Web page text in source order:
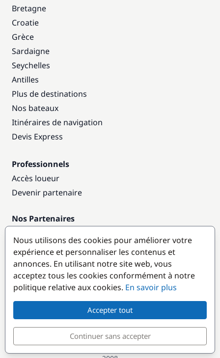
Bretagne
Croatie
Grèce
Sardaigne
Seychelles
Antilles
Plus de destinations
Nos bateaux
Itinéraires de navigation
Devis Express
Professionnels
Accès loueur
Devenir partenaire
Nos Partenaires
Destinations populaires
© GlobeSailor
Croisières & Location de bateaux depuis
Nous utilisons des cookies pour améliorer votre
expérience et personnaliser les contenus et
annonces. En utilisant notre site web, vous
acceptez tous les cookies conformément à notre
politique relative aux cookies. En savoir plus
Accepter tout
Continuer sans accepter